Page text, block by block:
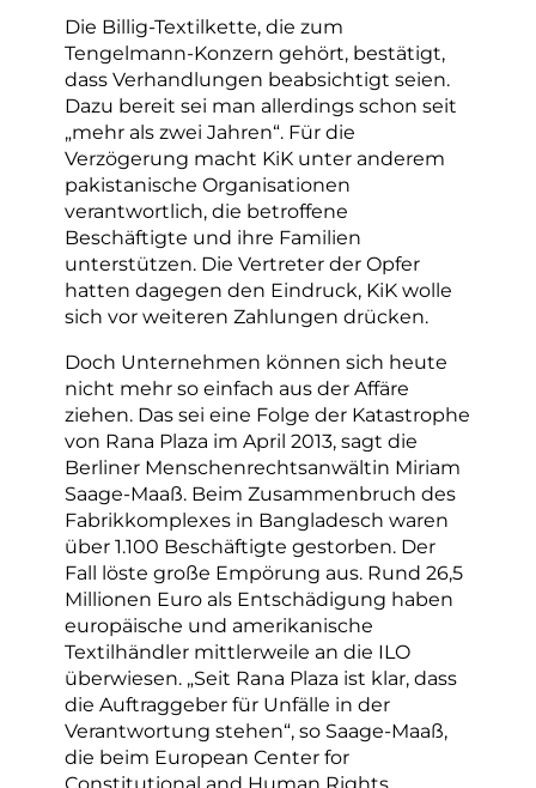
Die Billig-Textilkette, die zum
Tengelmann-Konzern gehört, bestätigt,
dass Verhandlungen beabsichtigt seien.
Dazu bereit sei man allerdings schon seit
„mehr als zwei Jahren“. Für die
Verzögerung macht KiK unter anderem
pakistanische Organisationen
verantwortlich, die betroffene
Beschäftigte und ihre Familien
unterstützen. Die Vertreter der Opfer
hatten dagegen den Eindruck, KiK wolle
sich vor weiteren Zahlungen drücken.
Doch Unternehmen können sich heute
nicht mehr so einfach aus der Affäre
ziehen. Das sei eine Folge der Katastrophe
von Rana Plaza im April 2013, sagt die
Berliner Menschenrechtsanwältin Miriam
Saage-Maaß. Beim Zusammenbruch des
Fabrikkomplexes in Bangladesch waren
über 1.100 Beschäftigte gestorben. Der
Fall löste große Empörung aus. Rund 26,5
Millionen Euro als Entschädigung haben
europäische und amerikanische
Textilhändler mittlerweile an die ILO
überwiesen. „Seit Rana Plaza ist klar, dass
die Auftraggeber für Unfälle in der
Verantwortung stehen“, so Saage-Maaß,
die beim European Center for